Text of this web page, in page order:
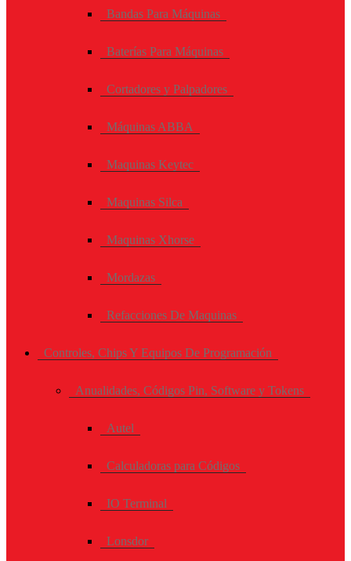
Bandas Para Máquinas
Baterías Para Máquinas
Cortadores y Palpadores
Máquinas ABBA
Maquinas Keytec
Maquinas Silca
Maquinas Xhorse
Mordazas
Refacciones De Maquinas
Controles, Chips Y Equipos De Programación
Anualidades, Códigos Pin, Software y Tokens
Autel
Calculadoras para Códigos
IO Terminal
Lonsdor